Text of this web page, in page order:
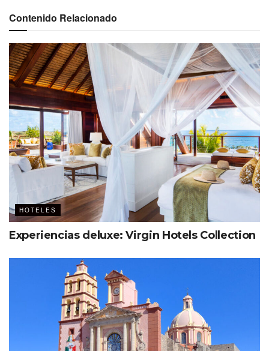
Contenido Relacionado
HOTELES
Experiencias deluxe: Virgin Hotels Collection